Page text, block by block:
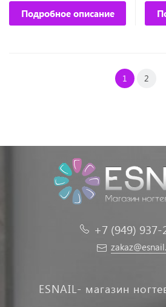
Подробное описание
1 2
+7 (949) 937-
ESNAIL- магазин